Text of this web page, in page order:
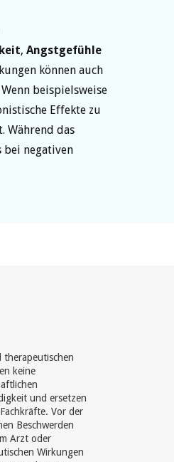
, Angstgefühle
können auch
beispielsweise
Effekte zu
Während das
bei negativen
therapeutischen
keine
und ersetzen
Vor der
Beschwerden
Arzt oder
Wirkungen